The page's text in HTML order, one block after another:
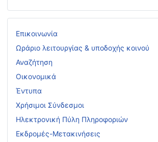
Επικοινωνία
Ωράριο λειτουργίας & υποδοχής κοινού
Αναζήτηση
Οικονομικά
Έντυπα
Χρήσιμοι Σύνδεσμοι
Ηλεκτρονική Πύλη Πληροφοριών
Εκδρομές-Μετακινήσεις